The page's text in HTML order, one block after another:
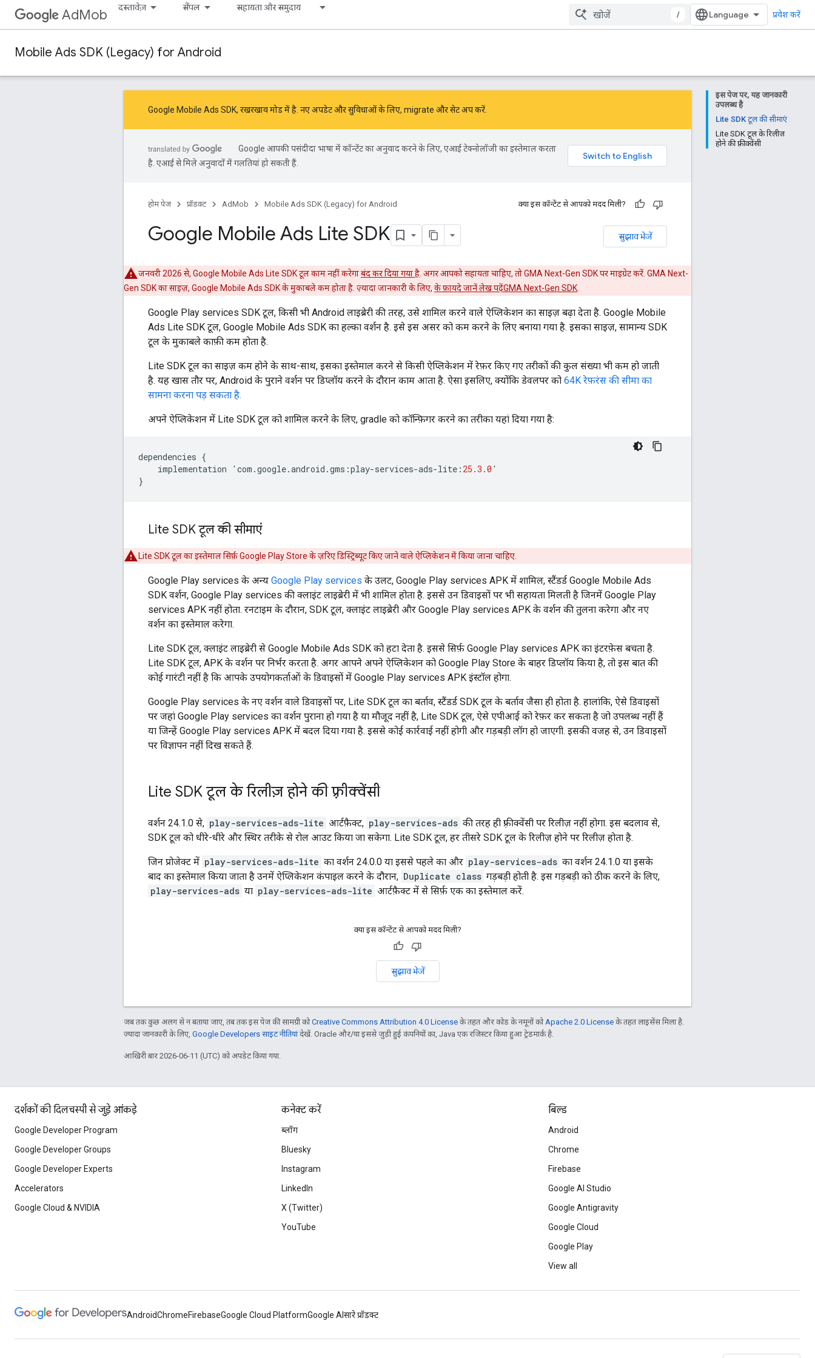
AdMob दस्तावेज़ सैंपल सहायता और समुदाय
/ प्रवेश करें
Mobile Ads SDK (Legacy) for Android
इस पेज पर, यह जानकारी
उपलब्ध है
Lite SDK टूल की सीमाएं
Lite SDK टूल के रिलीज़
होने की फ़्रीक्वेंसी
Google Mobile Ads SDK, रखरखाव मोड में है. नए अपडेट और सुविधाओं के लिए, migrate औरसेट अप करें
Google आपकी पसंदीदा भाषा में कॉन्टेंट का अनुवाद करने के लिए, एआई टेक्नोलॉजी का इस्तेमाल करता
है. एआई से मिले अनुवादों में गलतियां हो सकती हैं.
होम पेज प्रॉडक्ट AdMob Mobile Ads SDK (Legacy) for Android क्या इस कॉन्टेंट से आपको मदद मिली?
सुझाव भेजें
Google Mobile Ads Lite SDK
जनवरी 2026 से, Google Mobile Ads Lite SDK टूल काम नहीं करेगाबंद कर दिया गया है . अगर आपको सहायता चाहिए, तोGMA Next-Gen SDKपर माइग्रेट करें. GMA Next-
Gen SDKका साइज़, Google Mobile Ads SDKके मुकाबले कम होता है. ज़्यादा जानकारी के लिए, के फ़ायदे जानें लेख पढ़ेंGMA Next-Gen SDK
Google Play services SDK टूल, किसी भी Android लाइब्रेरी की तरह, उसे शामिल करने वाले ऐप्लिकेशन का साइज़ बढ़ा देता है. Google Mobile
Ads Lite SDK टूल, Google Mobile Ads SDK का हल्का वर्शन है. इसे इस असर को कम करने के लिए बनाया गया है. इसका साइज़, सामान्य SDK
टूल के मुकाबले काफ़ी कम होता है.
Lite SDK टूल का साइज़ कम होने के साथ-साथ, इसका इस्तेमाल करने से किसी ऐप्लिकेशन में रेफ़र किए गए तरीकों की कुल संख्या भी कम हो जाती
है. यह खास तौर पर, Android के पुराने वर्शन पर डिप्लॉय करने के दौरान काम आता है. ऐसा इसलिए, क्योंकि डेवलपर को 64K रेफ़रंस की सीमा का
सामना करना पड़ सकता है.
अपने ऐप्लिकेशन में Lite SDK टूल को शामिल करने के लिए, gradle को कॉन्फ़िगर करने का तरीका यहां दिया गया है:
dependencies {
implementation
' com .google.android .gms :play-services-ads-lite : 25.3.0 '
}
Lite SDK टूल की सीमाएं
Lite SDK टूल का इस्तेमाल सिर्फ़ Google Play Store के ज़रिए डिस्ट्रिब्यूट किए जाने वाले ऐप्लिकेशन में किया जाना चाहिए.
Google Play services के अन्य Google Play services के उलट, Google Play services APK में शामिल, स्टैंडर्ड Google Mobile Ads
SDK वर्शन, Google Play services की क्लाइंट लाइब्रेरी में भी शामिल होता है. इससे उन डिवाइसों पर भी सहायता मिलती है जिनमें Google Play
services APK नहीं होता. रनटाइम के दौरान, SDK टूल, क्लाइंट लाइब्रेरी और Google Play services APK के वर्शन की तुलना करेगा और नए
वर्शन का इस्तेमाल करेगा.
Lite SDK टूल, क्लाइंट लाइब्रेरी से Google Mobile Ads SDK को हटा देता है. इससे सिर्फ़ Google Play services APK का इंटरफ़ेस बचता है.
Lite SDK टूल, APK के वर्शन पर निर्भर करता है. अगर आपने अपने ऐप्लिकेशन को Google Play Store के बाहर डिप्लॉय किया है, तो इस बात की
कोई गारंटी नहीं है कि आपके उपयोगकर्ताओं के डिवाइसों में Google Play services APK इंस्टॉल होगा.
Google Play services के नए वर्शन वाले डिवाइसों पर, Lite SDK टूल का बर्ताव, स्टैंडर्ड SDK टूल के बर्ताव जैसा ही होता है. हालांकि, ऐसे डिवाइसों
पर जहां Google Play services का वर्शन पुराना हो गया है या मौजूद नहीं है, Lite SDK टूल, ऐसे एपीआई को रेफ़र कर सकता है जो उपलब्ध नहीं हैं
या जिन्हें Google Play services APK में बदल दिया गया है. इससे कोई कार्रवाई नहीं होगी और गड़बड़ी लॉग हो जाएगी. इसकी वजह से, उन डिवाइसों
पर विज्ञापन नहीं दिख सकते हैं.
Lite SDK टूल के रिलीज़ होने की फ़्रीक्वेंसी
वर्शन 24.1.0 से, play-services-ads-lite आर्टफ़ैक्ट, play-services-ads की तरह ही फ़्रीक्वेंसी पर रिलीज़ नहीं होगा. इस बदलाव से,
SDK टूल को धीरे-धीरे और स्थिर तरीके से रोल आउट किया जा सकेगा. Lite SDK टूल, हर तीसरे SDK टूल के रिलीज़ होने पर रिलीज़ होता है.
जिन प्रोजेक्ट में play-services-ads-lite का वर्शन 24.0.0 या इससे पहले का और play-services-ads का वर्शन 24.1.0 या इसके
बाद का इस्तेमाल किया जाता है उनमें ऐप्लिकेशन कंपाइल करने के दौरान, Duplicate class गड़बड़ी होती है. इस गड़बड़ी को ठीक करने के लिए,
play-services-ads या play-services-ads-lite आर्टफ़ैक्ट में से सिर्फ़ एक का इस्तेमाल करें.
क्या इस कॉन्टेंट से आपको मदद मिली?
सुझाव भेजें
जब तक कुछ अलग से न बताया जाए, तब तक इस पेज की सामग्री कोCreative Commons Attribution 4.0 License के तहत और कोड के नमूनों को Apache 2.0 License के तहत लाइसेंस मिला है.
ज़्यादा जानकारी के लिए, Google Developers साइट नीतियांदेखें. Oracle और/या इससे जुड़ी हुई कंपनियों का, Java एक रजिस्टर किया हुआ ट्रेडमार्क है.
आखिरी बार 2026-06-11 (UTC) को अपडेट किया गया.
दर्शकों की दिलचस्पी से जुड़े आंकड़े
Google Developer Program
Google Developer Groups
Google Developer Experts
Accelerators
Google Cloud & NVIDIA
कनेक्ट करें
ब्लॉग
Bluesky
Instagram
LinkedIn
X (Twitter)
YouTube
बिल्ड
Android
Chrome
Firebase
Google AI Studio
Google Antigravity
Google Cloud
Google Play
View all
AndroidChromeFirebaseGoogle Cloud PlatformGoogle AI सारे प्रॉडक्ट